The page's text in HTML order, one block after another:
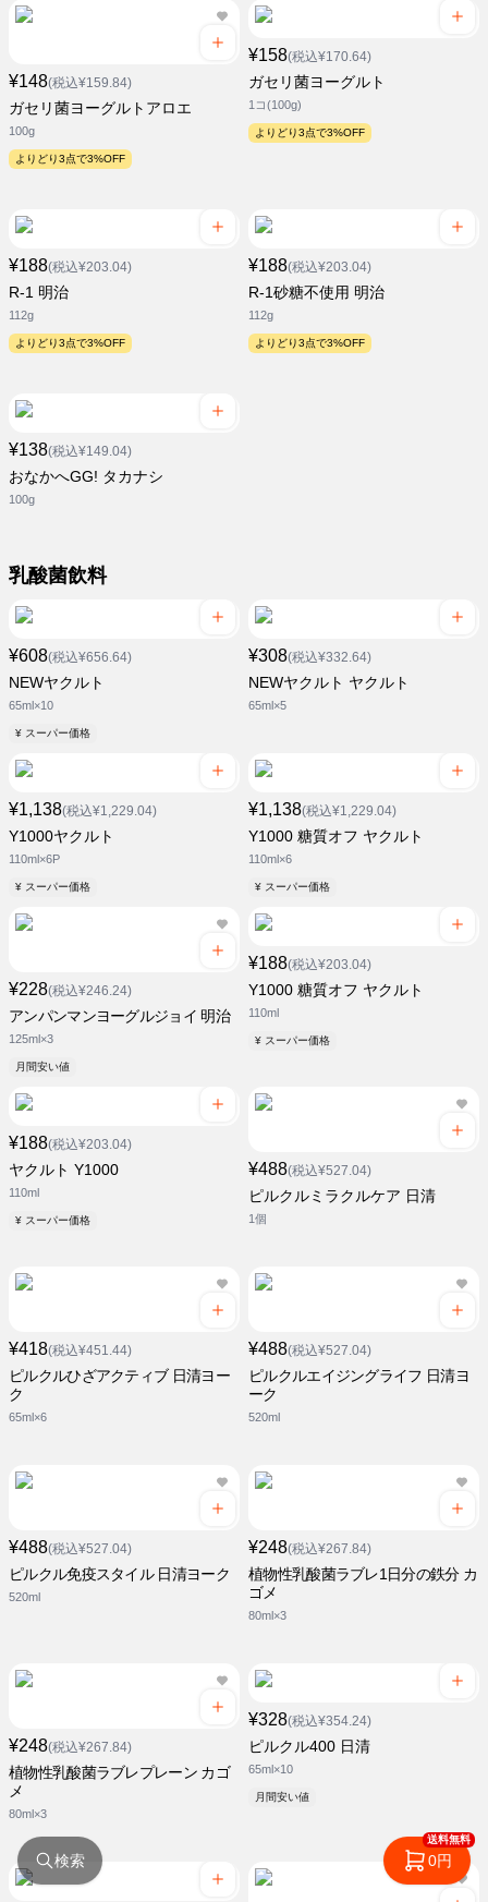
¥148(税込¥159.84)
ガセリ菌ヨーグルトアロエ
100g
よりどり3点で3%OFF
¥158(税込¥170.64)
ガセリ菌ヨーグルト
1コ(100g)
よりどり3点で3%OFF
¥188(税込¥203.04)
R-1 明治
112g
よりどり3点で3%OFF
¥188(税込¥203.04)
R-1砂糖不使用 明治
112g
よりどり3点で3%OFF
¥138(税込¥149.04)
おなかへGG! タカナシ
100g
乳酸菌飲料
¥608(税込¥656.64)
NEWヤクルト
65ml×10
¥ スーパー価格
¥308(税込¥332.64)
NEWヤクルト ヤクルト
65ml×5
¥1,138(税込¥1,229.04)
Y1000ヤクルト
110ml×6P
¥ スーパー価格
¥1,138(税込¥1,229.04)
Y1000 糖質オフ ヤクルト
110ml×6
¥ スーパー価格
¥228(税込¥246.24)
アンパンマンヨーグルジョイ 明治
125ml×3
月間安い値
¥188(税込¥203.04)
Y1000 糖質オフ ヤクルト
110ml
¥ スーパー価格
¥188(税込¥203.04)
ヤクルト Y1000
110ml
¥ スーパー価格
¥488(税込¥527.04)
ピルクルミラクルケア 日清
1個
¥418(税込¥451.44)
ピルクルひざアクティブ 日清ヨー
ク
65ml×6
¥488(税込¥527.04)
ピルクルエイジングライフ 日清ヨ
ーク
520ml
¥488(税込¥527.04)
ピルクル免疫スタイル 日清ヨーク
520ml
¥248(税込¥267.84)
植物性乳酸菌ラブレ1日分の鉄分 カ
ゴメ
80ml×3
¥248(税込¥267.84)
植物性乳酸菌ラブレプレーン カゴ
メ
80ml×3
¥328(税込¥354.24)
ピルクル400 日清
65ml×10
月間安い値
検索
送料無料
0円